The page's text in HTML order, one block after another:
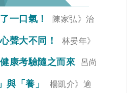
一口氣！
陳家弘》治
聲大不同！
林晏年》
就變少！
康考驗隨之而來
呂尚
與「養」
楊凱介》適